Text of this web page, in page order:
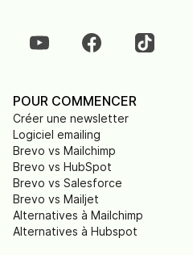
POUR COMMENCER
Créer une newsletter
Logiciel emailing
Brevo vs Mailchimp
Brevo vs HubSpot
Brevo vs Salesforce
Brevo vs Mailjet
Alternatives à Mailchimp
Alternatives à Hubspot